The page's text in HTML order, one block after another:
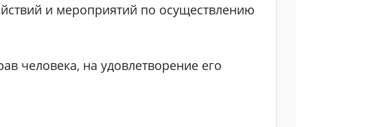
и мероприятий по осуществлению
человека, на удовлетворение его